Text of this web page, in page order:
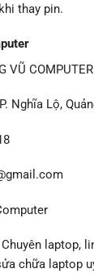
thay pin.
VŨ COMPUTER
Nghĩa Lộ,
laptop,
chữa laptop